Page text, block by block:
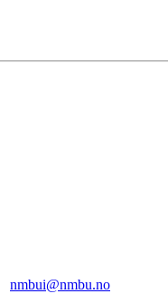
nmbui@nmbu.no